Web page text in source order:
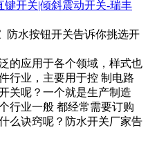
键开关|倾斜震动开关-瑞丰
水按钮开关告诉你挑选开
应用于各个领域，样式也
行业，主要用于控 制电路
关呢？一个就是生产制造
行业一般 都经常需要订购
么诀窍呢？防水开关厂家告